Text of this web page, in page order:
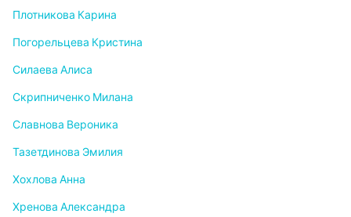
Плотникова Карина
Погорельцева Кристина
Силаева Алиса
Скрипниченко Милана
Славнова Вероника
Тазетдинова Эмилия
Хохлова Анна
Хренова Александра